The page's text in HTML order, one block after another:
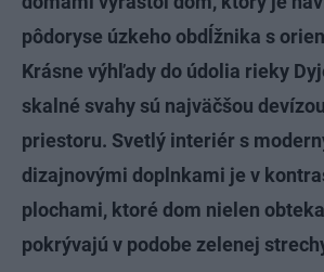
pôdoryse úzkeho obdĺžnika s
Krásne výhľady do údolia rieky
skalné svahy sú najväčšou
priestoru. Svetlý interiér s
dizajnovými doplnkami je v
plochami, ktoré dom nielen
pokrývajú v podobe zelenej